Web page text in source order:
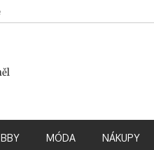
MÓDA NÁKUPY